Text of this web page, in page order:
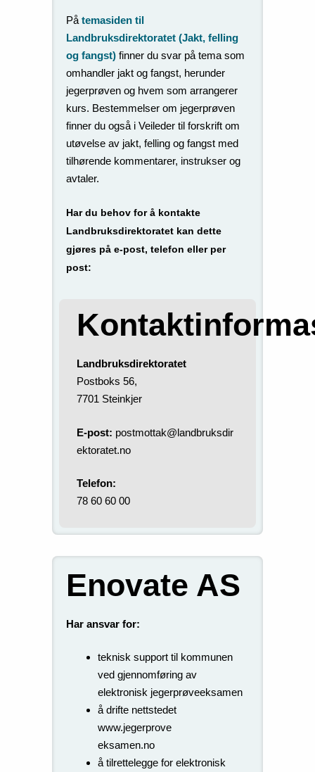
Påtemasiden til
Landbruksdirektoratet (Jakt, felling
og fangst) finner du svar på tema som
omhandler jakt og fangst, herunder
jegerprøven og hvem som arrangerer
kurs. Bestemmelser om jegerprøven
finner du også i Veileder til forskrift om
utøvelse av jakt, felling og fangst med
tilhørende kommentarer, instrukser og
avtaler.
Har du behov for å kontakte
Landbruksdirektoratet kan dette
gjøres på e-post, telefon eller per
post:
Landbruksdirektoratet
Postboks 56,
7701 Steinkjer
E-post: postmottak@landbruksdir
ektoratet.no
Telefon:
78 60 60 00
Enovate AS
Har ansvar for:
teknisk support til kommunen
ved gjennomføring av
elektronisk jegerprøveeksamen
å drifte nettstedet
www.jegerprove
eksamen.no
å tilrettelegge for elektronisk